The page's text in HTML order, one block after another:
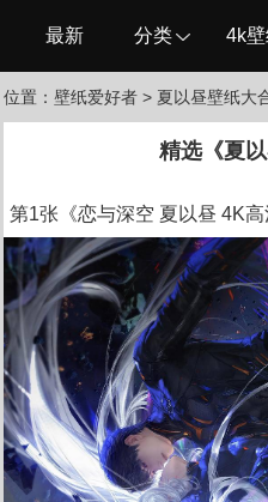
最新 分类 4k
位置： 壁纸爱好者 > 夏以昼壁纸大
精选《夏
第1张《恋与深空 夏以昼 4K高